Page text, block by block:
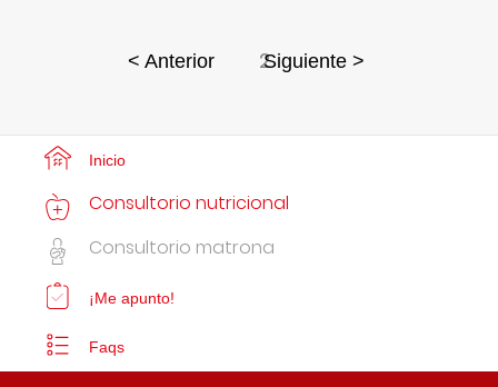
< Anterior 2Siguiente >
Inicio
Consultorio nutricional
Consultorio matrona
¡Me apunto!
Faqs